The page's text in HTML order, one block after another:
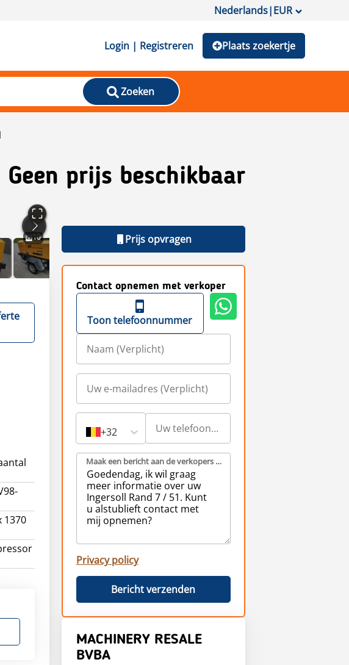
Nederlands|EUR
Login | Registreren Plaats zoekertje
Zoeken
Geen prijs beschikbaar
10
1370
Prijs opvragen
Contact opnemen met verkoper
Toon telefoonnummer
+32
Maak een bericht aan de verkopers (Verplicht)
Privacy policy
Bericht verzenden
MACHINERY RESALE
BVBA